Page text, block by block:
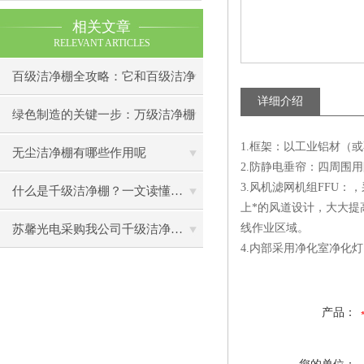
相关文章
RELEVANT ARTICLES
百级洁净棚全攻略：它和百级洁净
室到底有什么区别？
绿色制造的关键一步：万级洁净棚
助力环保型半导体产业发展
无尘洁净棚有哪些作用呢
什么是千级洁净棚？一文读懂其结构特点与局部净化优势
苏馨光电采购我公司千级洁净棚普通工作台一批（7月07日）已顺利交货
详细介绍
1.框架：以工业铝材（
2.防静电垂帘：四周围
3.风机滤网机组FFU：
上*的风道设计，大大提
线作业区域。
4.内部采用净化室净化
产品：